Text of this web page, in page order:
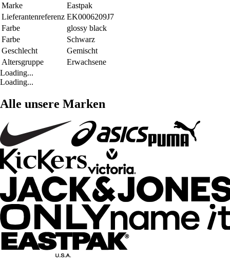
Marke
Eastpak
Lieferantenreferenz EK0006209J7
Farbe
glossy black
Farbe
Schwarz
Geschlecht
Gemischt
Altersgruppe
Erwachsene
Loading...
Loading...
Alle unsere Marken